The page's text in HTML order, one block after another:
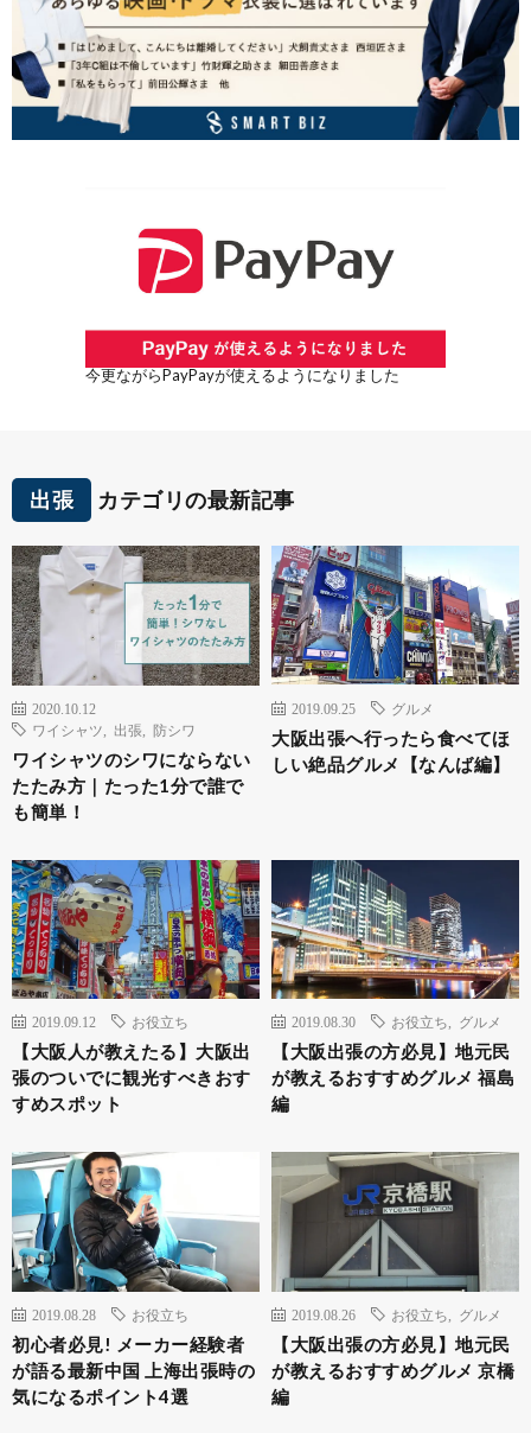
今更ながらPayPayが使えるようになりました
出張 カテゴリの最新記事
2020.10.12
ワイシャツ
出張 防シワ
ワイシャツのシワにならない
たたみ方｜たった1分で誰で
も簡単！
2019.09.25 グルメ
大阪出張へ行ったら食べてほ
しい絶品グルメ【なんば編】
2019.09.12 お役立ち
【大阪人が教えたる】大阪出
張のついでに観光すべきおす
すめスポット
2019.08.30 お役立ち グルメ
【大阪出張の方必見】地元民
が教えるおすすめグルメ 福島
編
2019.08.28 お役立ち
初心者必見! メーカー経験者
が語る最新中国 上海出張時の
気になるポイント4選
2019.08.26 お役立ち グルメ
【大阪出張の方必見】地元民
が教えるおすすめグルメ 京橋
編